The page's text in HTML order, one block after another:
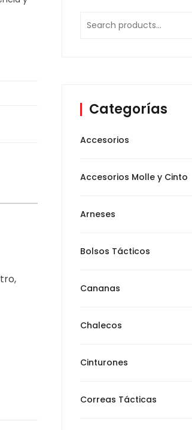
Search
for:
Categorías
Accesorios
Accesorios Molle y Cinto
Arneses
Bolsos Tácticos
Cananas
Chalecos
Cinturones
Correas Tácticas